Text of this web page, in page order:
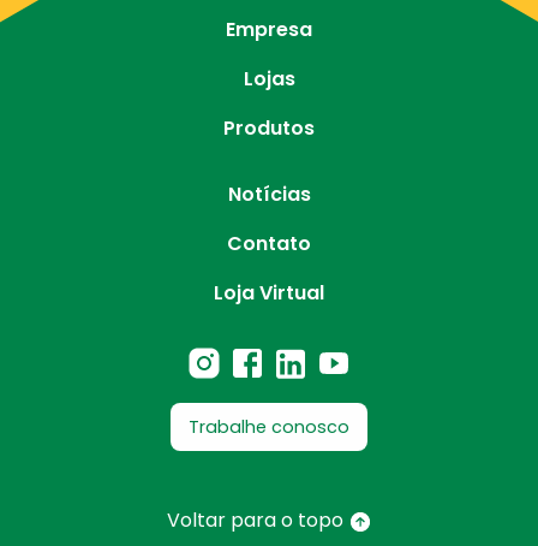
Empresa
Lojas
Produtos
Notícias
Contato
Loja Virtual
Trabalhe conosco
Voltar para o topo